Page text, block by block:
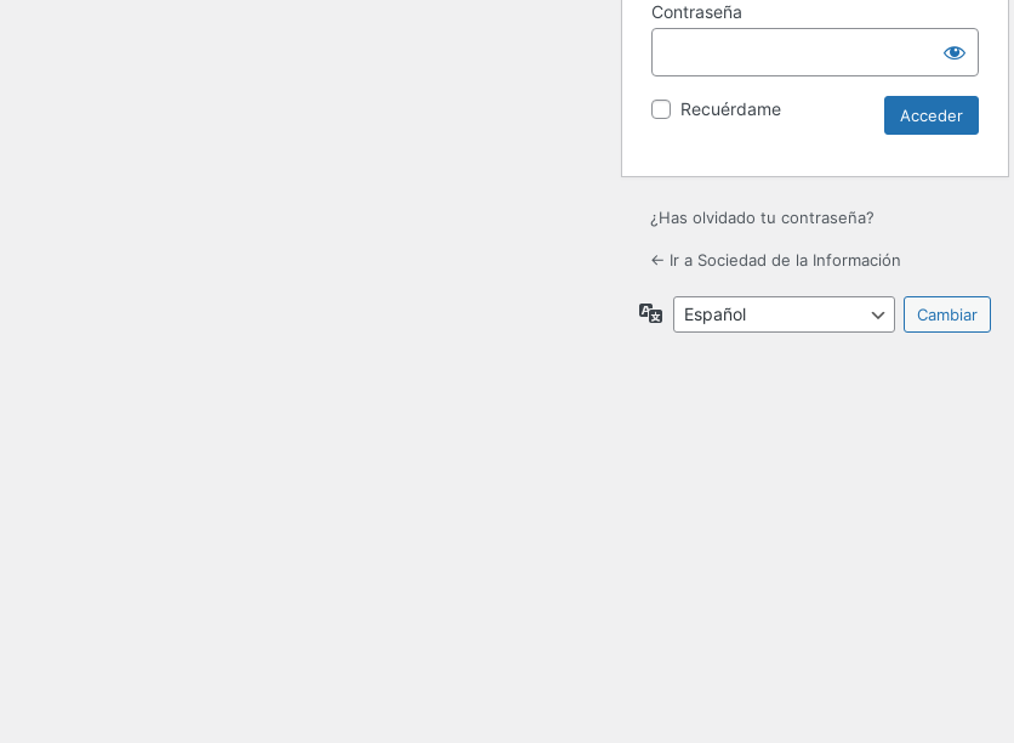
Contraseña
Recuérdame
¿Has olvidado tu contraseña?
← Ir a Sociedad de la Información
Idioma